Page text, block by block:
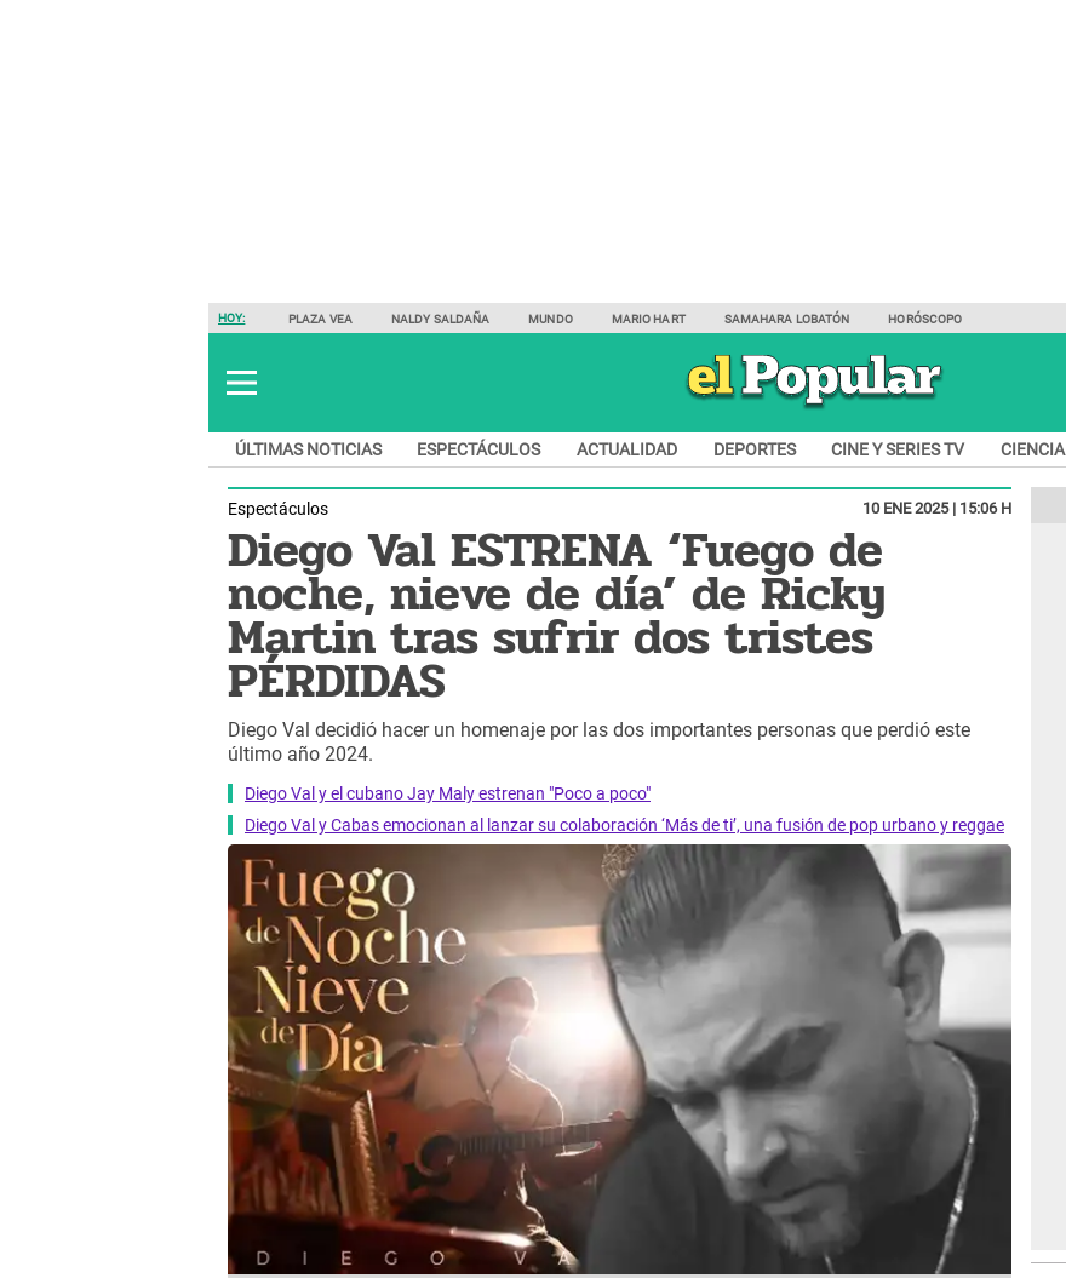
HOY: PLAZA VEA NALDY SALDAÑA MUNDO MARIO HART SAMAHARA LOBATÓN HORÓSCOPO
ÚLTIMAS NOTICIAS ESPECTÁCULOS ACTUALIDAD DEPORTES CINE Y SERIES TV CIENCIA
Espectáculos 10 ENE 2025 | 15:06 H
Diego Val ESTRENA ‘Fuego de
noche, nieve de día’ de Ricky
Martin tras sufrir dos tristes
PÉRDIDAS
Diego Val decidió hacer un homenaje por las dos importantes personas que perdió este
último año 2024.
Diego Val y el cubano Jay Maly estrenan "Poco a poco"
Diego Val y Cabas emocionan al lanzar su colaboración ‘Más de ti’, una fusión de pop urbano y reggae